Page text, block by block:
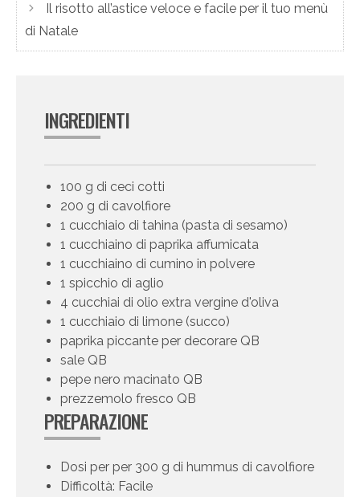
Il risotto all’astice veloce e facile per il tuo menù
di Natale
INGREDIENTI
100 g di ceci cotti
200 g di cavolfiore
1 cucchiaio di tahina (pasta di sesamo)
1 cucchiaino di paprika affumicata
1 cucchiaino di cumino in polvere
1 spicchio di aglio
4 cucchiai di olio extra vergine d'oliva
1 cucchiaio di limone (succo)
paprika piccante per decorare QB
sale QB
pepe nero macinato QB
prezzemolo fresco QB
PREPARAZIONE
Dosi per per 300 g di hummus di cavolfiore
Difficoltà: Facile